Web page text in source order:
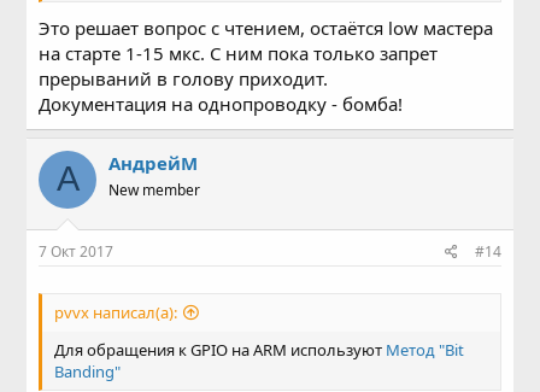
Это решает вопрос с чтением, остаётся low мастера
на старте 1-15 мкс. С ним пока только запрет
прерываний в голову приходит.
Документация на однопроводку - бомба!
А АндрейМ
New member
7 Окт 2017 #14
pvvx написал(а):
Для обращения к GPIO на ARM используют Метод "Bit
Banding"